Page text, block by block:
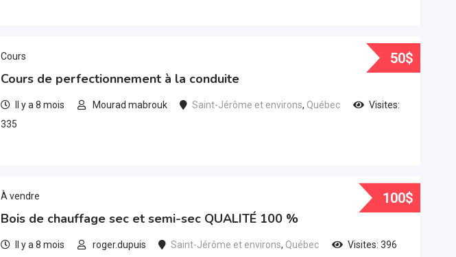
Cours
Cours de perfectionnement à la conduite
Il y a 8 mois Mourad mabrouk Saint-Jérôme et environs, Québec
Visites:
335
50$
À vendre
Bois de chauffage sec et semi-sec QUALITÉ 100 %
Il y a 8 mois roger.dupuis Saint-Jérôme et environs, Québec Visites: 396
100$